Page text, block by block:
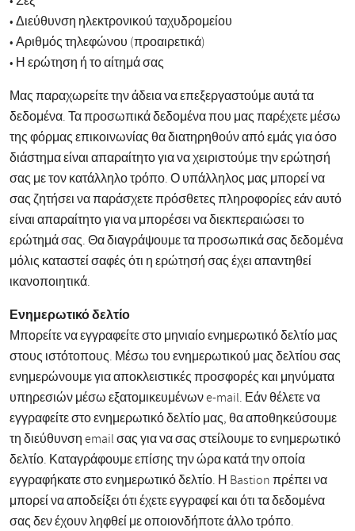
• Διεύθυνση ηλεκτρονικού ταχυδρομείου
• Αριθμός τηλεφώνου (προαιρετικά)
• Η ερώτηση ή το αίτημά σας
Μας παραχωρείτε την άδεια να επεξεργαστούμε αυτά τα
δεδομένα. Τα προσωπικά δεδομένα που μας παρέχετε μέσω
της φόρμας επικοινωνίας θα διατηρηθούν από εμάς για όσο
διάστημα είναι απαραίτητο για να χειριστούμε την ερώτησή
σας με τον κατάλληλο τρόπο. Ο υπάλληλος μας μπορεί να
σας ζητήσει να παράσχετε πρόσθετες πληροφορίες εάν αυτό
είναι απαραίτητο για να μπορέσει να διεκπεραιώσει το
ερώτημά σας. Θα διαγράψουμε τα προσωπικά σας δεδομένα
μόλις καταστεί σαφές ότι η ερώτησή σας έχει απαντηθεί
ικανοποιητικά.
Ενημερωτικό δελτίο
Μπορείτε να εγγραφείτε στο μηνιαίο ενημερωτικό δελτίο μας
στους ιστότοπους. Μέσω του ενημερωτικού μας δελτίου σας
ενημερώνουμε για αποκλειστικές προσφορές και μηνύματα
υπηρεσιών μέσω εξατομικευμένων e-mail. Εάν θέλετε να
εγγραφείτε στο ενημερωτικό δελτίο μας, θα αποθηκεύσουμε
τη διεύθυνση email σας για να σας στείλουμε το ενημερωτικό
δελτίο. Καταγράφουμε επίσης την ώρα κατά την οποία
εγγραφήκατε στο ενημερωτικό δελτίο. Η Bastion πρέπει να
μπορεί να αποδείξει ότι έχετε εγγραφεί και ότι τα δεδομένα
σας δεν έχουν ληφθεί με οποιονδήποτε άλλο τρόπο.